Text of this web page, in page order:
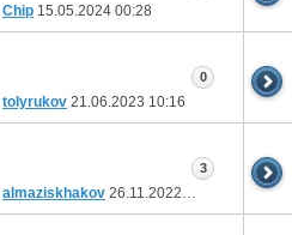
Chip 15.05.2024 00:28
tolyrukov 21.06.2023 10:16
0
almaziskhakov 26.11.2022 14:58
3